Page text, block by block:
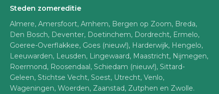
Steden zomereditie
Almere, Amersfoort, Arnhem, Bergen op Zoom, Breda,
Den Bosch, Deventer, Doetinchem, Dordrecht, Ermelo,
Goeree-Overflakkee, Goes (nieuw!), Harderwijk, Hengelo,
Leeuwarden, Leusden, Lingewaard, Maastricht, Nijmegen,
Roermond, Roosendaal, Schiedam (nieuw!), Sittard-
Geleen, Stichtse Vecht, Soest, Utrecht, Venlo,
Wageningen, Woerden, Zaanstad, Zutphen en Zwolle.